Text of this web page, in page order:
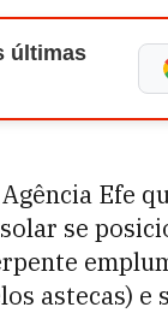
últimas
Efe
se
astecas) e